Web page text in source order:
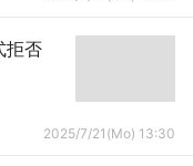
拒否
2025/7/21(Mo) 13:30